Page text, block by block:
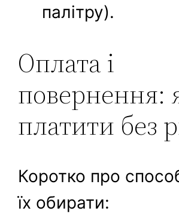
палітру).
Оплата і
повернення:
платити без
Коротко про
їх обирати: